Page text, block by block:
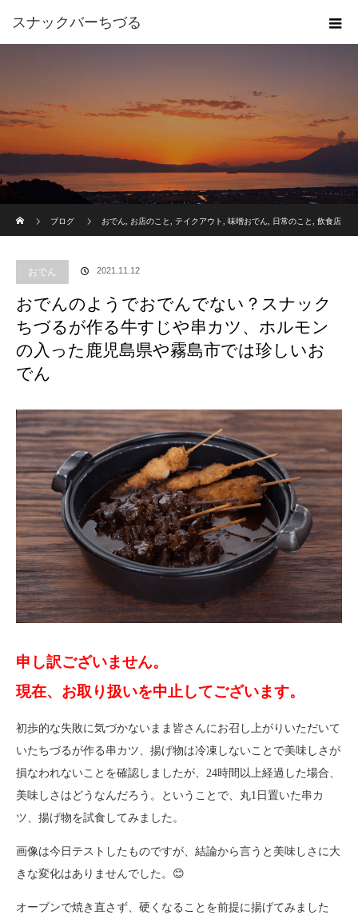
スナックバーちづる
ブログ
おでん お店のこと テイクアウト 味噌おでん 日常のこと 飲食店
入った鹿児島県や霧島市では珍しいおでん
おでん 2021.11.12
おでんのようでおでんでない？スナック
ちづるが作る牛すじや串カツ、ホルモン
の入った鹿児島県や霧島市では珍しいお
でん
申し訳ございません。
現在、お取り扱いを中止してございます。
初歩的な失敗に気づかないまま皆さんにお召し上がりいただいて
いたちづるが作る串カツ、揚げ物は冷凍しないことで美味しさが
損なわれないことを確認しましたが、24時間以上経過した場合、
美味しさはどうなんだろう。ということで、丸1日置いた串カ
ツ、揚げ物を試食してみました。
画像は今日テストしたものですが、結論から言うと美味しさに大
きな変化はありませんでした。😊
オーブンで焼き直さず、硬くなることを前提に揚げてみました